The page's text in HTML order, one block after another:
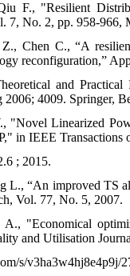
F., "Resilient
7, No. 2, pp. 958-966,
Chen C., “A
reconfiguration,”
and
4009. Springer,
"Novel Linearized
in IEEE Transactions
; 2015.
L., “An improved TS
Vol. 77, No. 5, 2007.
"Economical
and Utilisation
s/v3ha3w4hj8e4p9j/